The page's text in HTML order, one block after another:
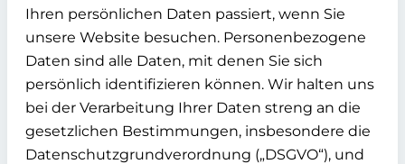
Ihren persönlichen Daten passiert, wenn Sie
unsere Website besuchen. Personenbezogene
Daten sind alle Daten, mit denen Sie sich
persönlich identifizieren können. Wir halten uns
bei der Verarbeitung Ihrer Daten streng an die
gesetzlichen Bestimmungen, insbesondere die
Datenschutzgrundverordnung („DSGVO“), und